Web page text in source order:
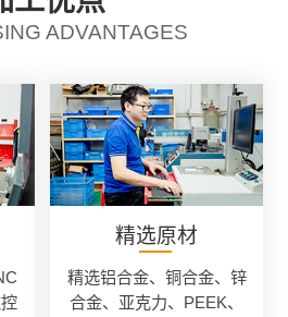
ADVANTAGES
精选原材
精选铝合金、铜合金、锌
合金、亚克力、PEEK、